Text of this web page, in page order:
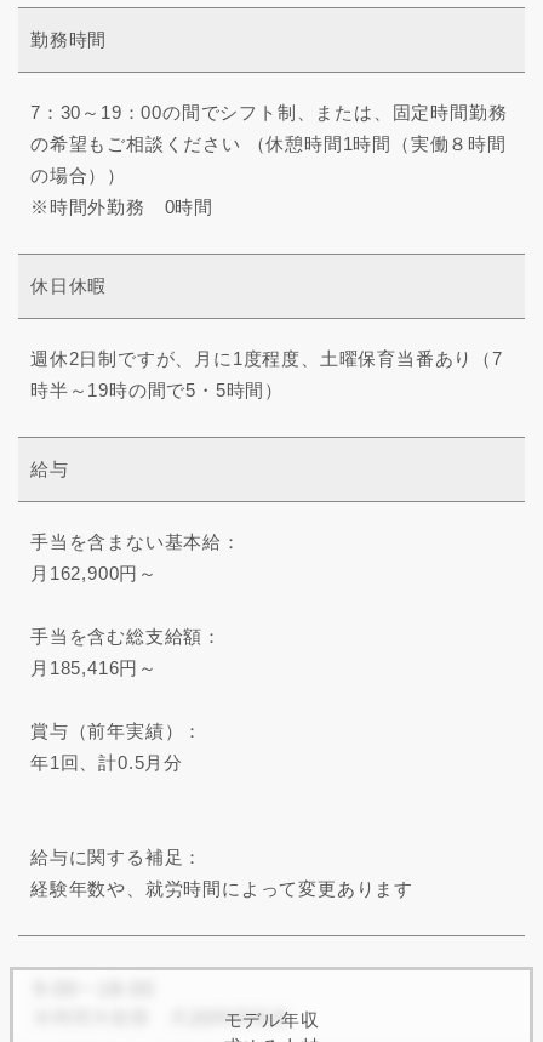
勤務時間
7：30～19：00の間でシフト制、または、固定時間勤務
の希望もご相談ください （休憩時間1時間（実働８時間
の場合））
※時間外勤務 0時間
休日休暇
週休2日制ですが、月に1度程度、土曜保育当番あり（7
時半～19時の間で5・5時間）
給与
手当を含まない基本給：
月162,900円～
手当を含む総支給額：
月185,416円～
賞与（前年実績）：
年1回、計0.5月分
給与に関する補足：
経験年数や、就労時間によって変更あります
モデル年収